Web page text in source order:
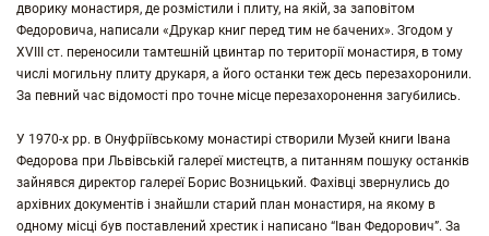
дворику монастиря, де розмістили і плиту, на якій, за заповітом
Федоровича, написали «Друкар книг перед тим не бачених». Згодом у
XVIII ст. переносили тамтешній цвинтар по території монастиря, в тому
числі могильну плиту друкаря, а його останки теж десь перезахоронили.
За певний час відомості про точне місце перезахоронення загубились.
У 1970-х рр. в Онуфріївському монастирі створили Музей книги Івана
Федорова при Львівській галереї мистецтв, а питанням пошуку останків
зайнявся директор галереї Борис Возницький. Фахівці звернулись до
архівних документів і знайшли старий план монастиря, на якому в
одному місці був поставлений хрестик і написано “Іван Федорович”. За